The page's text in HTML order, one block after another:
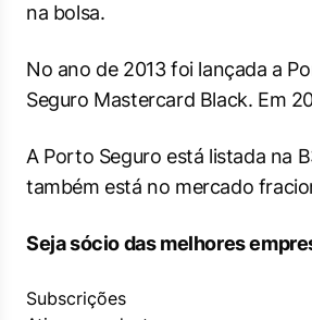
na bolsa.
No ano de 2013 foi lançada a
Seguro Mastercard Black. Em
A Porto Seguro está listada na
também está no mercado
Seja sócio das melhores
Subscrições